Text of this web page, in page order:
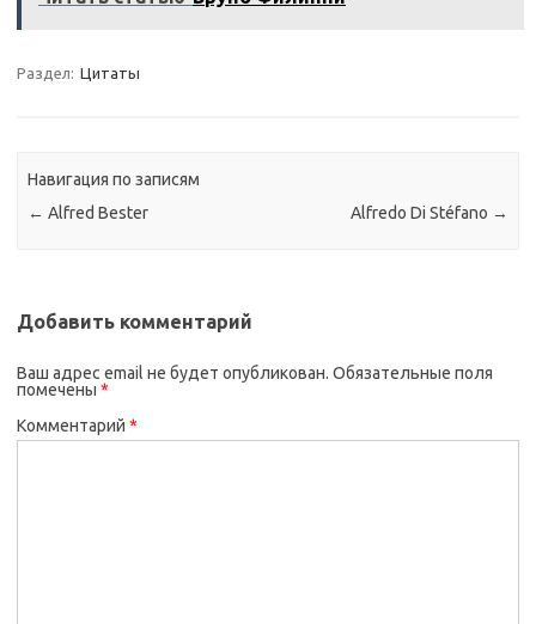
Раздел: Цитаты
Навигация по записям
← Alfred Bester Alfredo Di Stéfano →
Добавить комментарий
Ваш адрес email не будет опубликован. Обязательные поля
помечены *
Комментарий *